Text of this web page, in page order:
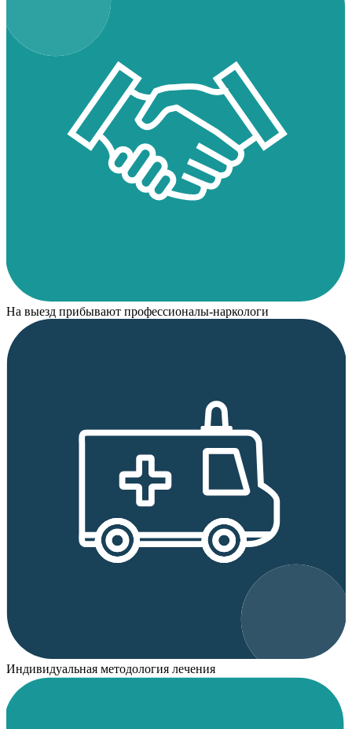
На выезд прибывают профессионалы-наркологи
Индивидуальная методология лечения